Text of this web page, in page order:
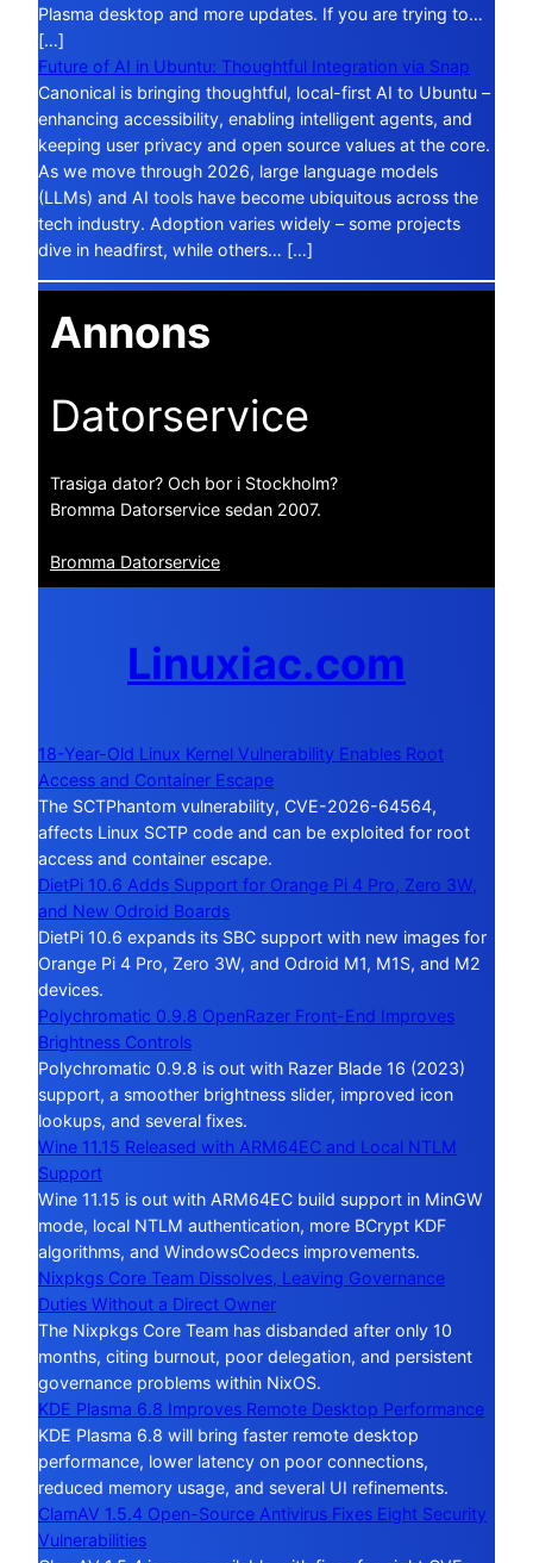
Plasma desktop and more updates. If you are trying to…
[…]
Future of AI in Ubuntu: Thoughtful Integration via Snap
Canonical is bringing thoughtful, local-first AI to Ubuntu –
enhancing accessibility, enabling intelligent agents, and
keeping user privacy and open source values at the core.
As we move through 2026, large language models
(LLMs) and AI tools have become ubiquitous across the
tech industry. Adoption varies widely – some projects
dive in headfirst, while others… […]
Annons
Datorservice
Trasiga dator? Och bor i Stockholm?
Bromma Datorservice sedan 2007.
Bromma Datorservice
Linuxiac.com
18-Year-Old Linux Kernel Vulnerability Enables Root
Access and Container Escape
The SCTPhantom vulnerability, CVE-2026-64564,
affects Linux SCTP code and can be exploited for root
access and container escape.
DietPi 10.6 Adds Support for Orange Pi 4 Pro, Zero 3W,
and New Odroid Boards
DietPi 10.6 expands its SBC support with new images for
Orange Pi 4 Pro, Zero 3W, and Odroid M1, M1S, and M2
devices.
Polychromatic 0.9.8 OpenRazer Front-End Improves
Brightness Controls
Polychromatic 0.9.8 is out with Razer Blade 16 (2023)
support, a smoother brightness slider, improved icon
lookups, and several fixes.
Wine 11.15 Released with ARM64EC and Local NTLM
Support
Wine 11.15 is out with ARM64EC build support in MinGW
mode, local NTLM authentication, more BCrypt KDF
algorithms, and WindowsCodecs improvements.
Nixpkgs Core Team Dissolves, Leaving Governance
Duties Without a Direct Owner
The Nixpkgs Core Team has disbanded after only 10
months, citing burnout, poor delegation, and persistent
governance problems within NixOS.
KDE Plasma 6.8 Improves Remote Desktop Performance
KDE Plasma 6.8 will bring faster remote desktop
performance, lower latency on poor connections,
reduced memory usage, and several UI refinements.
ClamAV 1.5.4 Open-Source Antivirus Fixes Eight Security
Vulnerabilities